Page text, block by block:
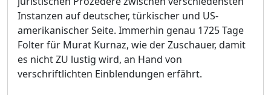
Instanzen auf deutscher, türkischer und US-
amerikanischer Seite. Immerhin genau 1725 Tage
Folter für Murat Kurnaz, wie der Zuschauer, damit
es nicht ZU lustig wird, an Hand von
verschriftlichten Einblendungen erfährt.